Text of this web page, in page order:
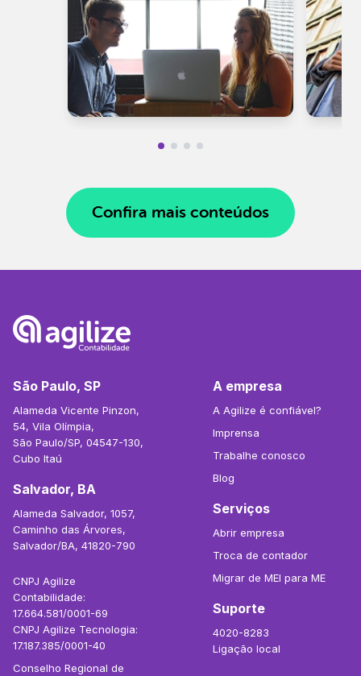
Confira mais conteúdos
São Paulo, SP
Alameda Vicente Pinzon,
54, Vila Olímpia,
São Paulo/SP, 04547-130,
Cubo Itaú
Salvador, BA
Alameda Salvador, 1057,
Caminho das Árvores,
Salvador/BA, 41820-790
CNPJ Agilize
Contabilidade:
17.664.581/0001-69
CNPJ Agilize Tecnologia:
17.187.385/0001-40
Conselho Regional de
A empresa
A Agilize é confiável?
Imprensa
Trabalhe conosco
Blog
Serviços
Abrir empresa
Troca de contador
Migrar de MEI para ME
Suporte
4020-8283
Ligação local